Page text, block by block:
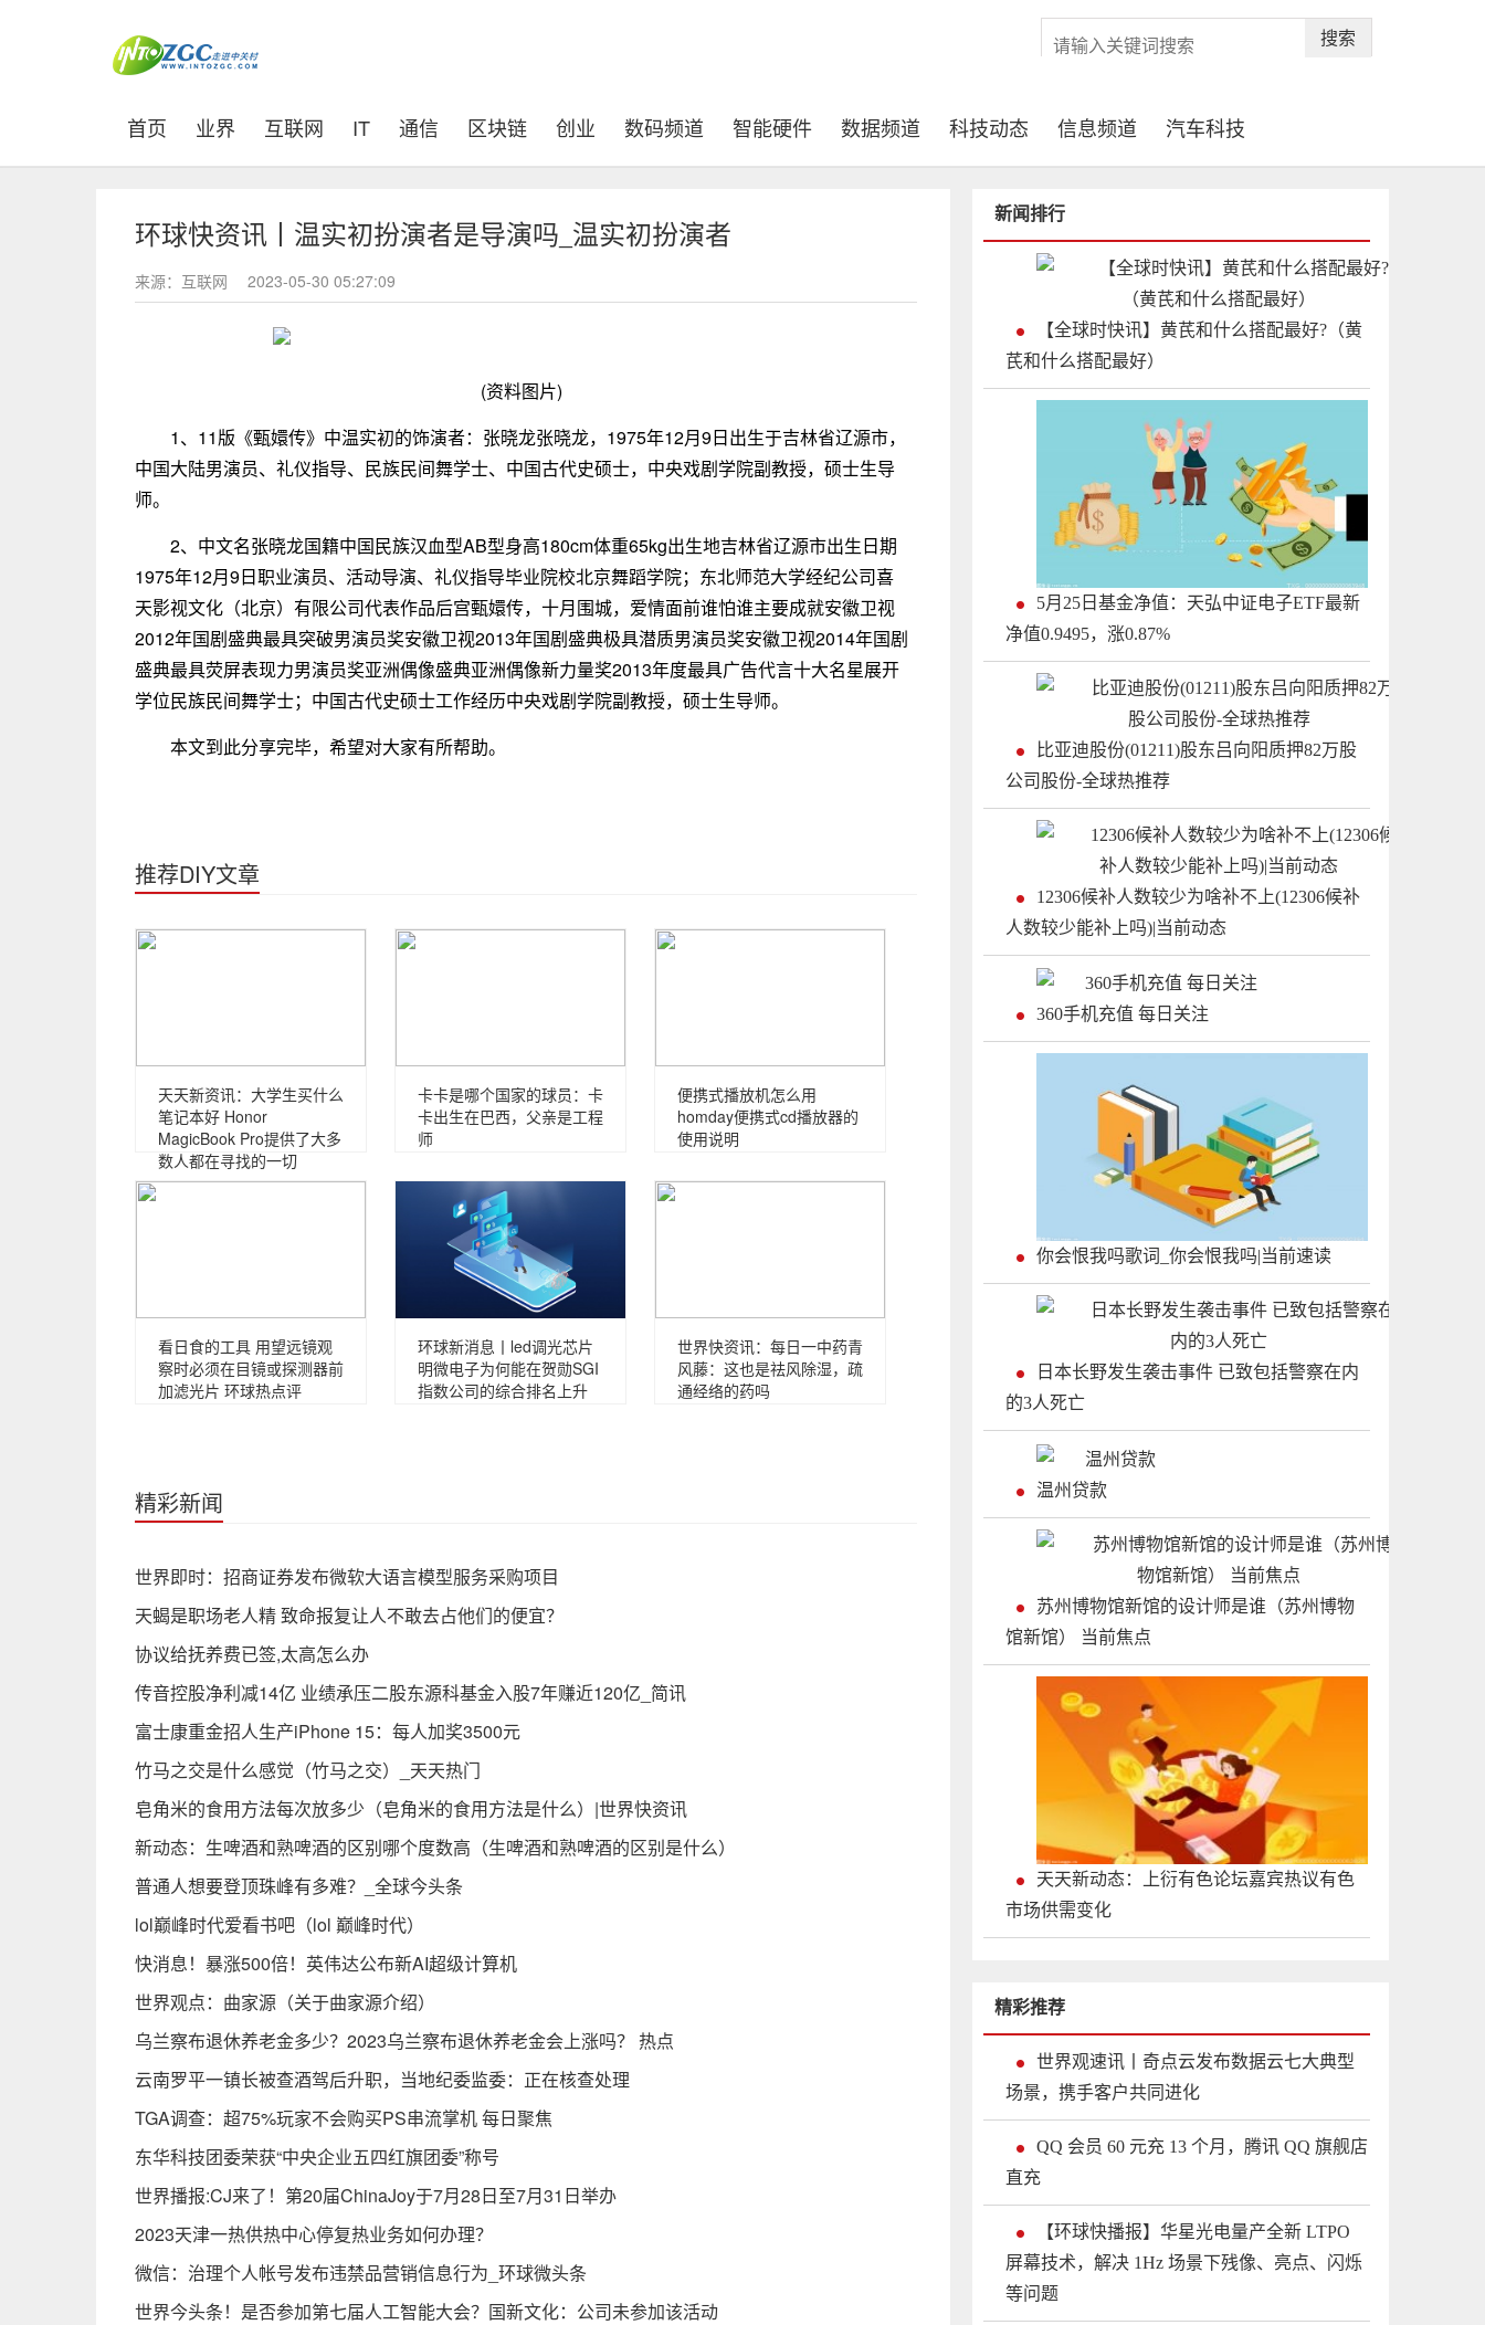
搜索
首页 (current)
业界 互联网 IT 通信 区块链 创业 数码频道 智能硬件 数据频道 科技动态 信息频道 汽车科技
环球快资讯丨温实初扮演者是导演吗_温实初扮演者
来源：互联网 2023-05-30 05:27:09
(资料图片)
1、11版《甄嬛传》中温实初的饰演者：张晓龙张晓龙，1975年12月9日出生于吉林省辽源市，
中国大陆男演员、礼仪指导、民族民间舞学士、中国古代史硕士，中央戏剧学院副教授，硕士生导
师。
2、中文名张晓龙国籍中国民族汉血型AB型身高180cm体重65kg出生地吉林省辽源市出生日期
1975年12月9日职业演员、活动导演、礼仪指导毕业院校北京舞蹈学院；东北师范大学经纪公司喜
天影视文化（北京）有限公司代表作品后宫甄嬛传，十月围城，爱情面前谁怕谁主要成就安徽卫视
2012年国剧盛典最具突破男演员奖安徽卫视2013年国剧盛典极具潜质男演员奖安徽卫视2014年国剧
盛典最具荧屏表现力男演员奖亚洲偶像盛典亚洲偶像新力量奖2013年度最具广告代言十大名星展开
学位民族民间舞学士；中国古代史硕士工作经历中央戏剧学院副教授，硕士生导师。
本文到此分享完毕，希望对大家有所帮助。
推荐DIY文章
天天新资讯：大学生买什么
笔记本好 Honor
MagicBook Pro提供了大多
数人都在寻找的一切
卡卡是哪个国家的球员：卡
卡出生在巴西，父亲是工程
师
便携式播放机怎么用
homday便携式cd播放器的
使用说明
看日食的工具 用望远镜观
察时必须在目镜或探测器前
加滤光片 环球热点评
环球新消息丨led调光芯片
明微电子为何能在贺勋SGI
指数公司的综合排名上升
世界快资讯：每日一中药青
风藤：这也是祛风除湿，疏
通经络的药吗
精彩新闻
世界即时：招商证券发布微软大语言模型服务采购项目
天蝎是职场老人精 致命报复让人不敢去占他们的便宜？
协议给抚养费已签,太高怎么办
传音控股净利减14亿 业绩承压二股东源科基金入股7年赚近120亿_简讯
富士康重金招人生产iPhone 15：每人加奖3500元
竹马之交是什么感觉（竹马之交）_天天热门
皂角米的食用方法每次放多少（皂角米的食用方法是什么）|世界快资讯
新动态：生啤酒和熟啤酒的区别哪个度数高（生啤酒和熟啤酒的区别是什么）
普通人想要登顶珠峰有多难？_全球今头条
lol巅峰时代爱看书吧（lol 巅峰时代）
快消息！暴涨500倍！英伟达公布新AI超级计算机
世界观点：曲家源（关于曲家源介绍）
乌兰察布退休养老金多少？2023乌兰察布退休养老金会上涨吗？ 热点
云南罗平一镇长被查酒驾后升职，当地纪委监委：正在核查处理
TGA调查：超75%玩家不会购买PS串流掌机 每日聚焦
东华科技团委荣获“中央企业五四红旗团委”称号
世界播报:CJ来了！第20届ChinaJoy于7月28日至7月31日举办
2023天津一热供热中心停复热业务如何办理？
微信：治理个人帐号发布违禁品营销信息行为_环球微头条
世界今头条！是否参加第七届人工智能大会？国新文化：公司未参加该活动
新闻排行
【全球时快讯】黄芪和什么搭配最好?（黄
芪和什么搭配最好）
5月25日基金净值：天弘中证电子ETF最新
净值0.9495，涨0.87%
比亚迪股份(01211)股东吕向阳质押82万股
公司股份-全球热推荐
12306候补人数较少为啥补不上(12306候补
人数较少能补上吗)|当前动态
360手机充值 每日关注
你会恨我吗歌词_你会恨我吗|当前速读
日本长野发生袭击事件 已致包括警察在内
的3人死亡
温州贷款
苏州博物馆新馆的设计师是谁（苏州博物
馆新馆） 当前焦点
天天新动态：上衍有色论坛嘉宾热议有色
市场供需变化
精彩推荐
世界观速讯丨奇点云发布数据云七大典型
场景，携手客户共同进化
QQ 会员 60 元充 13 个月，腾讯 QQ 旗舰店
直充
【环球快播报】华星光电量产全新 LTPO
屏幕技术，解决 1Hz 场景下残像、亮点、闪烁
等问题